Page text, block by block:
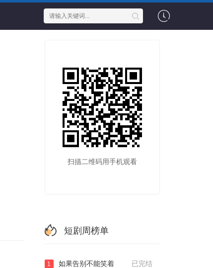
扫描二维码用手机观看
短剧周榜单
已完结
1 如果告别不能笑着